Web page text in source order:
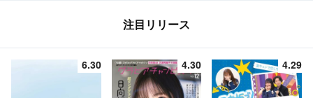
注目リリース
6.30 4.30 4.29